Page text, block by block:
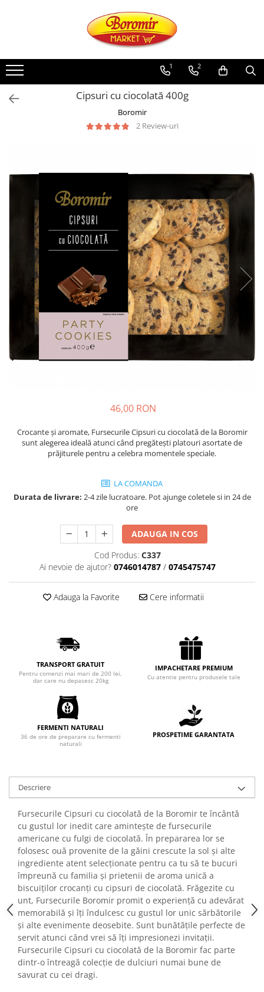
Noutati
Produse de post
Cozonac
Cozonac Traditional
Cozonac Casa Boromir
Cozonac Pricomigdala
Cozonac Magnum
Cozonac Vegan (de post)
Cozonac Collection
Cozo-Bun
Cozonac Cadou
Cozonac cu Unt
Cozonac Royal
Cozonac Mos Craciun
Cozonac Duofino
Cozonac Imperial
Fursecuri
Creme tartinabile
Prajituri artizanale
Prajituri
Prajituri nuci
Prajituri Red Collection
Prajituri cu fructe
Prajituri cafea
Prajituri de Craciun
Torturi ambalate
Chec mini
Biscuiti
Turta dulce
Turta dulce cu nuci
Turta dulce de Sibiu
Turta dulce cu miere
Croissant
Croissant Duofino
Croissant cu maia
Cornulete
Boromele
Cornulete fragede
Pasca
Pasca Fresh
1 2
Cipsuri cu ciocolată 400g
Boromir
2 Review-uri
46,00 RON
Crocante și aromate, Fursecurile Cipsuri cu ciocolată de la Boromir
sunt alegerea ideală atunci când pregătești platouri asortate de
prăjiturele pentru a celebra momentele speciale.
LA COMANDA
Durata de livrare: 2-4 zile lucratoare. Pot ajunge coletele si in 24 de
ore
ADAUGA IN COS
Cod Produs: C337
Ai nevoie de ajutor? 0746014787 / 0745475747
Adauga la Favorite Cere informatii
TRANSPORT GRATUIT
Pentru comenzi mai mari de 200 lei,
dar care nu depasesc 20kg
IMPACHETARE PREMIUM
Cu atentie pentru produsele tale
FERMENTI NATURALI
36 de ore de preparare cu fermenti
naturali
PROSPETIME GARANTATA
Descriere
Fursecurile Cipsuri cu ciocolată de la Boromir te încântă
cu gustul lor inedit care amintește de fursecurile
americane cu fulgi de ciocolată. În prepararea lor se
folosesc ouă provenite de la găini crescute la sol și alte
ingrediente atent selecționate pentru ca tu să te bucuri
împreună cu familia și prietenii de aroma unică a
biscuiților crocanți cu cipsuri de ciocolată. Frăgezite cu
unt, Fursecurile Boromir promit o experiență cu adevărat
memorabilă și îți îndulcesc cu gustul lor unic sărbătorile
și alte evenimente deosebite. Sunt bunătățile perfecte de
servit atunci când vrei să îți impresionezi invitații.
Fursecurile Cipsuri cu ciocolată de la Boromir fac parte
dintr-o întreagă colecție de dulciuri numai bune de
savurat cu cei dragi.